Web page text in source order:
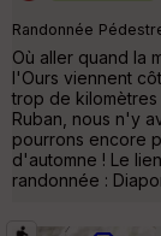
Randonnée
Où aller quand la
l'Ours viennent
trop de kilomètres
Ruban, nous n'y
pourrons encore
d'automne ! Le
randonnée :